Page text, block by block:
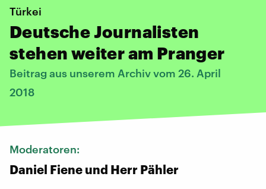
Türkei
Deutsche Journalisten
stehen weiter am Pranger
Beitrag aus unserem Archiv vom 26. April
2018
Moderatoren:
Daniel Fiene und Herr Pähler